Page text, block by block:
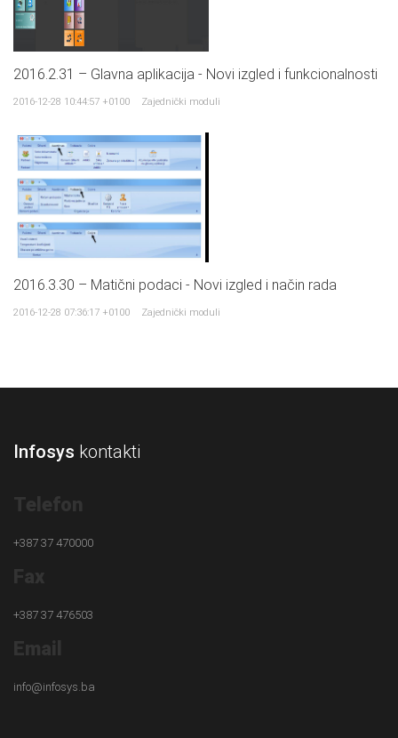
2016.2.31 – Glavna aplikacija - Novi izgled i funkcionalnosti
2016-12-28 10:44:57 +0100 Zajednički moduli
2016.3.30 – Matični podaci - Novi izgled i način rada
2016-12-28 07:36:17 +0100 Zajednički moduli
Infosys kontakti
Telefon
+387 37 470000
Fax
+387 37 476503
Email
info@infosys.ba